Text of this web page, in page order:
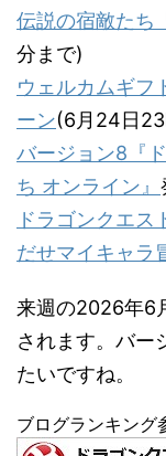
伝説の宿敵たち
分まで)
ウェルカムギフ
ーン(6月24日
バージョン8『
ち オンライン』
ドラゴンクエ
だせマイキャラ
来週の2026年6
されます。バー
たいですね。
ブログランキング